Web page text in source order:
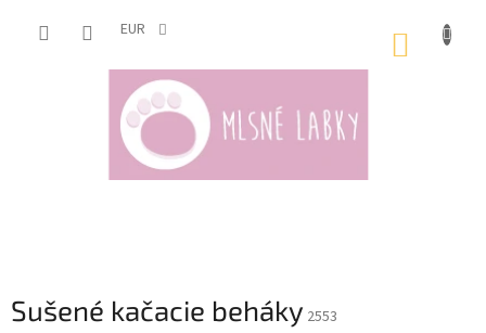
EUR
Sušené kačacie beháky 2553